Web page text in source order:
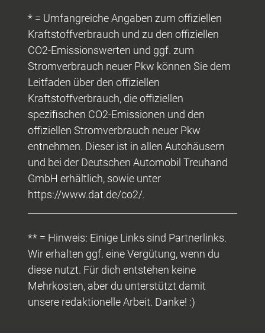
* = Umfangreiche Angaben zum offiziellen
Kraftstoffverbrauch und zu den offiziellen
CO2-Emissionswerten und ggf. zum
Stromverbrauch neuer Pkw können Sie dem
Leitfaden über den offiziellen
Kraftstoffverbrauch, die offiziellen
spezifischen CO2-Emissionen und den
offiziellen Stromverbrauch neuer Pkw
entnehmen. Dieser ist in allen Autohäusern
und bei der Deutschen Automobil Treuhand
GmbH erhältlich, sowie unter
https://www.dat.de/co2/.
** = Hinweis: Einige Links sind Partnerlinks.
Wir erhalten ggf. eine Vergütung, wenn du
diese nutzt. Für dich entstehen keine
Mehrkosten, aber du unterstützt damit
unsere redaktionelle Arbeit. Danke! :)